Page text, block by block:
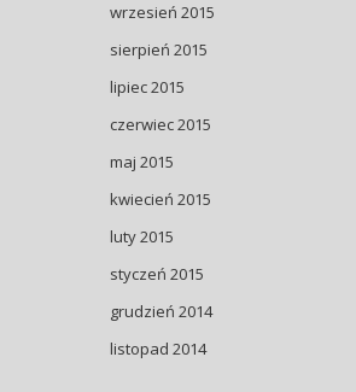
wrzesień 2015
sierpień 2015
lipiec 2015
czerwiec 2015
maj 2015
kwiecień 2015
luty 2015
styczeń 2015
grudzień 2014
listopad 2014